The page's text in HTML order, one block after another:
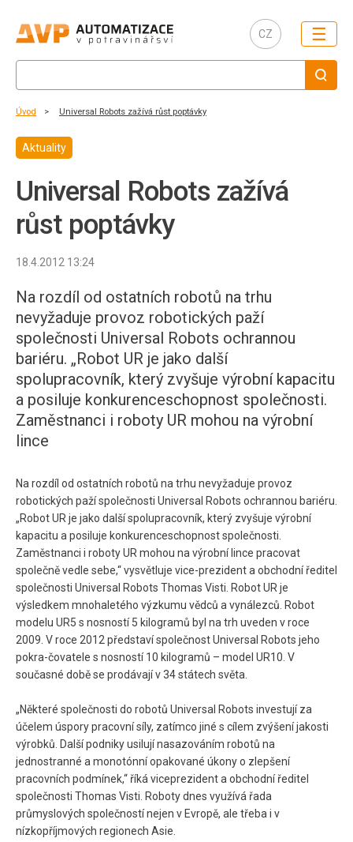
CZ ☰
Úvod Universal Robots zažívá růst poptávky
Aktuality
Universal Robots zažívá
růst poptávky
18.4.2012 13:24
Na rozdíl od ostatních robotů na trhu
nevyžaduje provoz robotických paží
společnosti Universal Robots ochrannou
bariéru. „Robot UR je jako další
spolupracovník, který zvyšuje výrobní kapacitu
a posiluje konkurenceschopnost společnosti.
Zaměstnanci i roboty UR mohou na výrobní
lince
Na rozdíl od ostatních robotů na trhu nevyžaduje provoz
robotických paží společnosti Universal Robots ochrannou bariéru.
„Robot UR je jako další spolupracovník, který zvyšuje výrobní
kapacitu a posiluje konkurenceschopnost společnosti.
Zaměstnanci i roboty UR mohou na výrobní lince pracovat
společně vedle sebe,“ vysvětluje vice-prezident a obchodní ředitel
společnosti Universal Robots Thomas Visti. Robot UR je
výsledkem mnohaletého výzkumu vědců a vynálezců. Robot
modelu UR5 s nosností 5 kilogramů byl na trh uveden v roce
2009. V roce 2012 představí společnost Universal Robots jeho
pokra-čovatele s nosností 10 kilogramů – model UR10. V
současné době se prodávají v 34 státech světa.
„Některé společnosti do robotů Universal Robots investují za
účelem úspory pracovní síly, zatímco jiné s cílem zvýšení jakosti
výrobků. Další podniky usilují nasazováním robotů na
jednostranné a monotónní opakované úkony o zlepšení
pracovních podmínek,“ říká viceprezident a obchodní ředitel
společnosti Thomas Visti. Roboty dnes využívá řada
průmyslových společností nejen v Evropě, ale třeba i v
nízkopříjmových regionech Asie.